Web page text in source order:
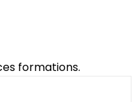
formations.